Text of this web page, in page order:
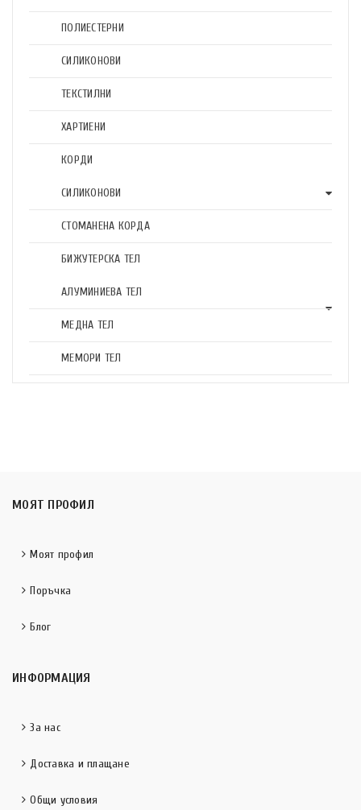
ПОЛИЕСТЕРНИ
СИЛИКОНОВИ
ТЕКСТИЛНИ
ХАРТИЕНИ
КОРДИ
СИЛИКОНОВИ
СТОМАНЕНА КОРДА
БИЖУТЕРСКА ТЕЛ
АЛУМИНИЕВА ТЕЛ
МЕДНА ТЕЛ
МЕМОРИ ТЕЛ
МОЯТ ПРОФИЛ
Моят профил
Поръчка
Блог
ИНФОРМАЦИЯ
За нас
Доставка и плащане
Общи условия